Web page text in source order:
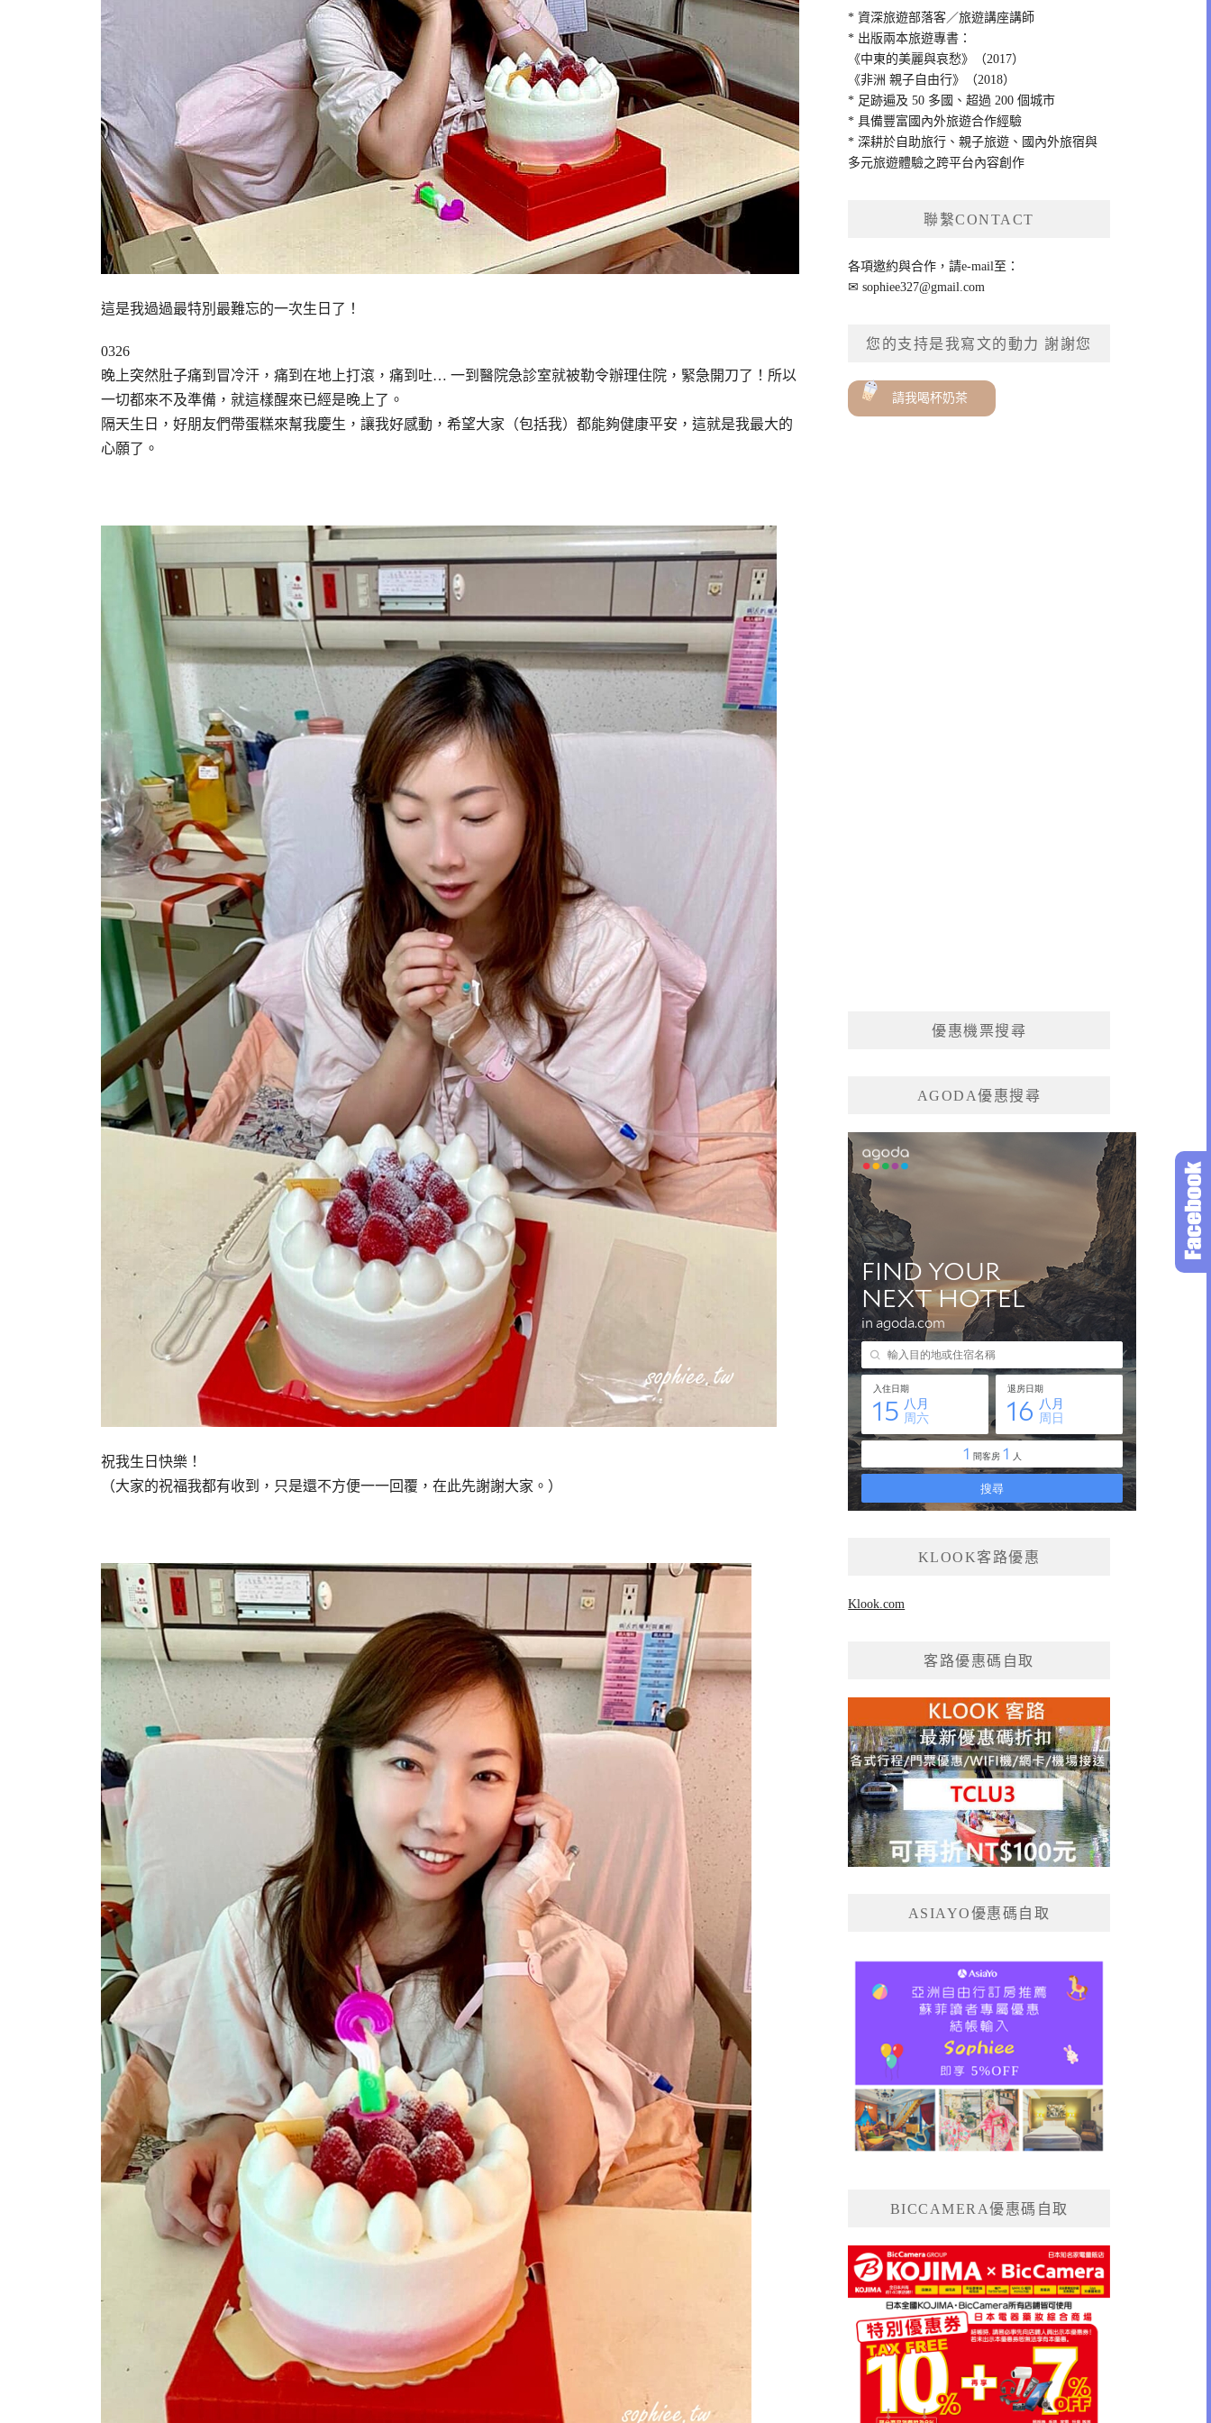
這是我過過最特別最難忘的一次生日了！
0326
晚上突然肚子痛到冒冷汗，痛到在地上打滾，痛到吐… 一到醫院急診室就被勒令辦理住院，緊急開刀了！所以
一切都來不及準備，就這樣醒來已經是晚上了。
隔天生日，好朋友們帶蛋糕來幫我慶生，讓我好感動，希望大家（包括我）都能夠健康平安，這就是我最大的
心願了。
祝我生日快樂！
（大家的祝福我都有收到，只是還不方便一一回覆，在此先謝謝大家。）
* 資深旅遊部落客／旅遊講座講師
* 出版兩本旅遊專書：
《中東的美麗與哀愁》（2017）
《非洲 親子自由行》（2018）
* 足跡遍及 50 多國、超過 200 個城市
* 具備豐富國內外旅遊合作經驗
* 深耕於自助旅行、親子旅遊、國內外旅宿與
多元旅遊體驗之跨平台內容創作
聯繫CONTACT
各項邀約與合作，請e-mail至：
✉sophiee327@gmail.com
您的支持是我寫文的動力 謝謝您
請我喝杯奶茶
優惠機票搜尋
AGODA優惠搜尋
KLOOK客路優惠
Klook.com
客路優惠碼自取
ASIAYO優惠碼自取
BICCAMERA優惠碼自取